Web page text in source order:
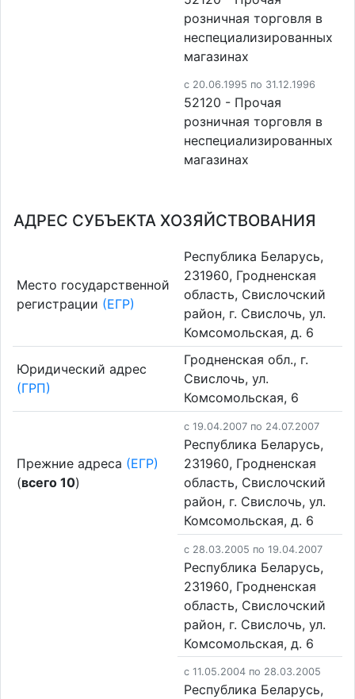
розничная торговля в
неспециализированных
магазинах
c 20.06.1995 по 31.12.1996
52120 - Прочая
розничная торговля в
неспециализированных
магазинах
АДРЕС СУБЪЕКТА ХОЗЯЙСТВОВАНИЯ
Место государственной
регистрации (ЕГР)
Республика Беларусь,
231960, Гродненская
область, Свислочский
район, г. Свислочь, ул.
Комсомольская, д. 6
Юридический адрес
(ГРП)
Гродненская обл., г.
Свислочь, ул.
Комсомольская, 6
Прежние адреса (ЕГР)
(всего 10)
c 19.04.2007 по 24.07.2007
Республика Беларусь,
231960, Гродненская
область, Свислочский
район, г. Свислочь, ул.
Комсомольская, д. 6
c 28.03.2005 по 19.04.2007
Республика Беларусь,
231960, Гродненская
область, Свислочский
район, г. Свислочь, ул.
Комсомольская, д. 6
c 11.05.2004 по 28.03.2005
Республика Беларусь,